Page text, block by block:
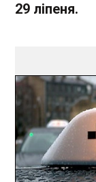
29 ліпеня.